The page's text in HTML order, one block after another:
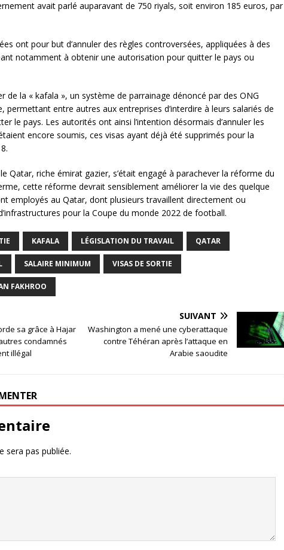
avait parlé auparavant de 750 riyals, soit environ 185 euros, par
ont pour but d’annuler des règles controversées, appliquées à des
notamment à obtenir une autorisation pour quitter le pays ou
de la « kafala », un système de parrainage dénoncé par des ONG
permettant entre autres aux entreprises d’interdire à leurs salariés de
le pays. Les autorités ont ainsi l’intention désormais d’annuler les
encore soumis, ces visas ayant déjà été supprimés pour la
Qatar, riche émirat gazier, s’était engagé à parachever la réforme du
cette réforme devrait sensiblement améliorer la vie des quelque
employés au Qatar, dont plusieurs travaillent directement ou
pour la Coupe du monde 2022 de football.
KAFALA LÉGISLATION DU TRAVAIL QATAR
SALAIRE MINIMUM VISAS DE SORTIE
FAKHROO
sa grâce à Hajar
condamnés
illégal
SUIVANT
Washington a mené une cyberattaque
contre Téhéran après l’attaque en
Arabie saoudite
sera pas publiée.